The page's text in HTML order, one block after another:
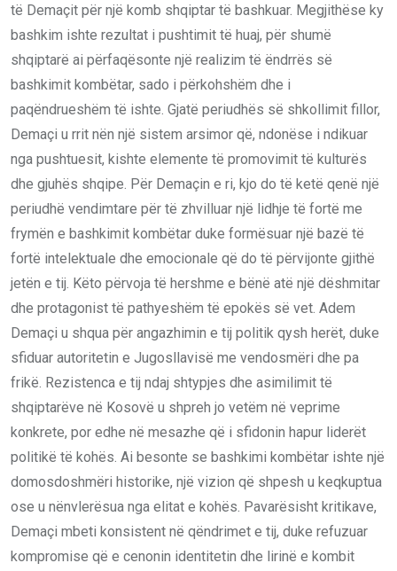
të Demaçit për një komb shqiptar të bashkuar. Megjithëse ky
bashkim ishte rezultat i pushtimit të huaj, për shumë
shqiptarë ai përfaqësonte një realizim të ëndrrës së
bashkimit kombëtar, sado i përkohshëm dhe i
paqëndrueshëm të ishte. Gjatë periudhës së shkollimit fillor,
Demaçi u rrit nën një sistem arsimor që, ndonëse i ndikuar
nga pushtuesit, kishte elemente të promovimit të kulturës
dhe gjuhës shqipe. Për Demaçin e ri, kjo do të ketë qenë një
periudhë vendimtare për të zhvilluar një lidhje të fortë me
frymën e bashkimit kombëtar duke formësuar një bazë të
fortë intelektuale dhe emocionale që do të përvijonte gjithë
jetën e tij. Këto përvoja të hershme e bënë atë një dëshmitar
dhe protagonist të pathyeshëm të epokës së vet. Adem
Demaçi u shqua për angazhimin e tij politik qysh herët, duke
sfiduar autoritetin e Jugosllavisë me vendosmëri dhe pa
frikë. Rezistenca e tij ndaj shtypjes dhe asimilimit të
shqiptarëve në Kosovë u shpreh jo vetëm në veprime
konkrete, por edhe në mesazhe që i sfidonin hapur liderët
politikë të kohës. Ai besonte se bashkimi kombëtar ishte një
domosdoshmëri historike, një vizion që shpesh u keqkuptua
ose u nënvlerësua nga elitat e kohës. Pavarësisht kritikave,
Demaçi mbeti konsistent në qëndrimet e tij, duke refuzuar
kompromise që e cenonin identitetin dhe lirinë e kombit